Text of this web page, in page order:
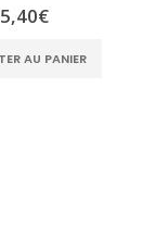
sur 5
5,40€
AU PANIER